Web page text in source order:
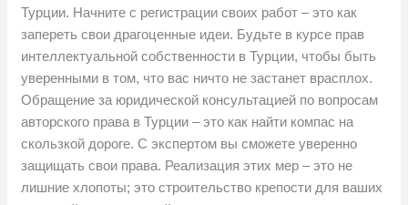
Турции. Начните с регистрации своих работ – это как
запереть свои драгоценные идеи. Будьте в курсе прав
интеллектуальной собственности в Турции, чтобы быть
уверенными в том, что вас ничто не застанет врасплох.
Обращение за юридической консультацией по вопросам
авторского права в Турции – это как найти компас на
скользкой дороге. С экспертом вы сможете уверенно
защищать свои права. Реализация этих мер – это не
лишние хлопоты; это строительство крепости для ваших